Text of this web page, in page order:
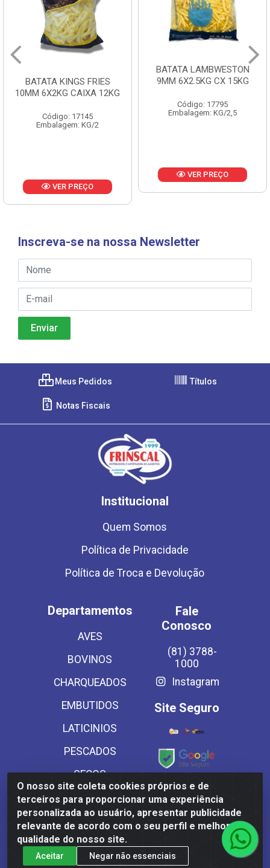
9MM 6X2.5KG CX 15KG
Embalagem: KG/2,5
BATATA LAMBWESTON
7MM 8X2,25KG CX 18KG
Código: 18433
Embalagem: KG/2,25
VER PREÇO
Inscreva-se na nossa Newsletter
O nosso site coleta cookies próprios e de
terceiros para proporcionar uma experiência
personalizada ao usuário, apresentar publicidade
relevante de acordo com o seu perfil e melhorar a
qualidade do nosso site.
Aceitar Negar não essenciais
Meus Pedidos Títulos
Notas Fiscais
Institucional
Quem Somos
Política de Privacidade
Política de Troca e Devolução
Departamentos
AVES
BOVINOS
CHARQUEADOS
EMBUTIDOS
LATICINIOS
PESCADOS
SECOS
SUINOS
VEGETAIS CONG E
MASSAS
Fale
Conosco
(81) 3788-
1000
Instagram
Site Seguro
Baixe já
nosso APP